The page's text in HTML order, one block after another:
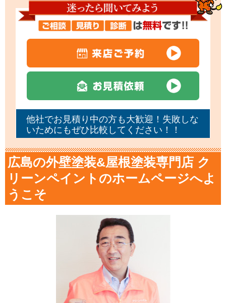
他社でお見積り中の方も大歓迎！失敗しな
いためにもぜひ比較してください！！
広島の外壁塗装&屋根塗装専門店 ク
リーンペイントのホームページへよ
うこそ